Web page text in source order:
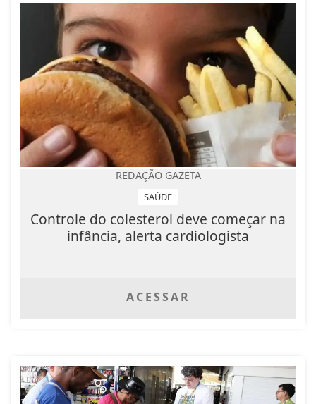
REDAÇÃO GAZETA
SAÚDE
Controle do colesterol deve começar na
infância, alerta cardiologista
ACESSAR